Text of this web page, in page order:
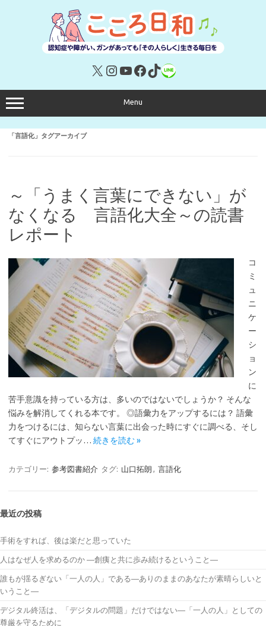
X Instagram
YouTube
Facebook
TikTok
リンク
Menu
「言語化」タグアーカイブ
～「うまく言葉にできない」が
なくなる 言語化大全～の読書
レポート
コ
ミ
ュ
ニ
ケ
ー
シ
ョ
ン
に
苦手意識を持っている方は、多いのではないでしょうか？ そんな
悩みを解消してくれる本です。 ◎語彙力をアップするには？ 語彙
力をつけるには、知らない言葉に出会った時にすぐに調べる、そし
てすぐにアウトプッ… 続きを読む »
カテゴリー: 参考図書紹介 タグ: 山口拓朗 , 言語化
最近の投稿
手術をすれば、後は楽だと思っていた
人はなぜ人を求めるのか ―創痍と共に歩み続けるということ―
誰もが揺るぎない「一人の人」である―ありのままのあなたが素晴らしいと
いうこと―
デジタル終活は、「デジタルの問題」だけではない―「一人の人」としての
尊厳を守るために